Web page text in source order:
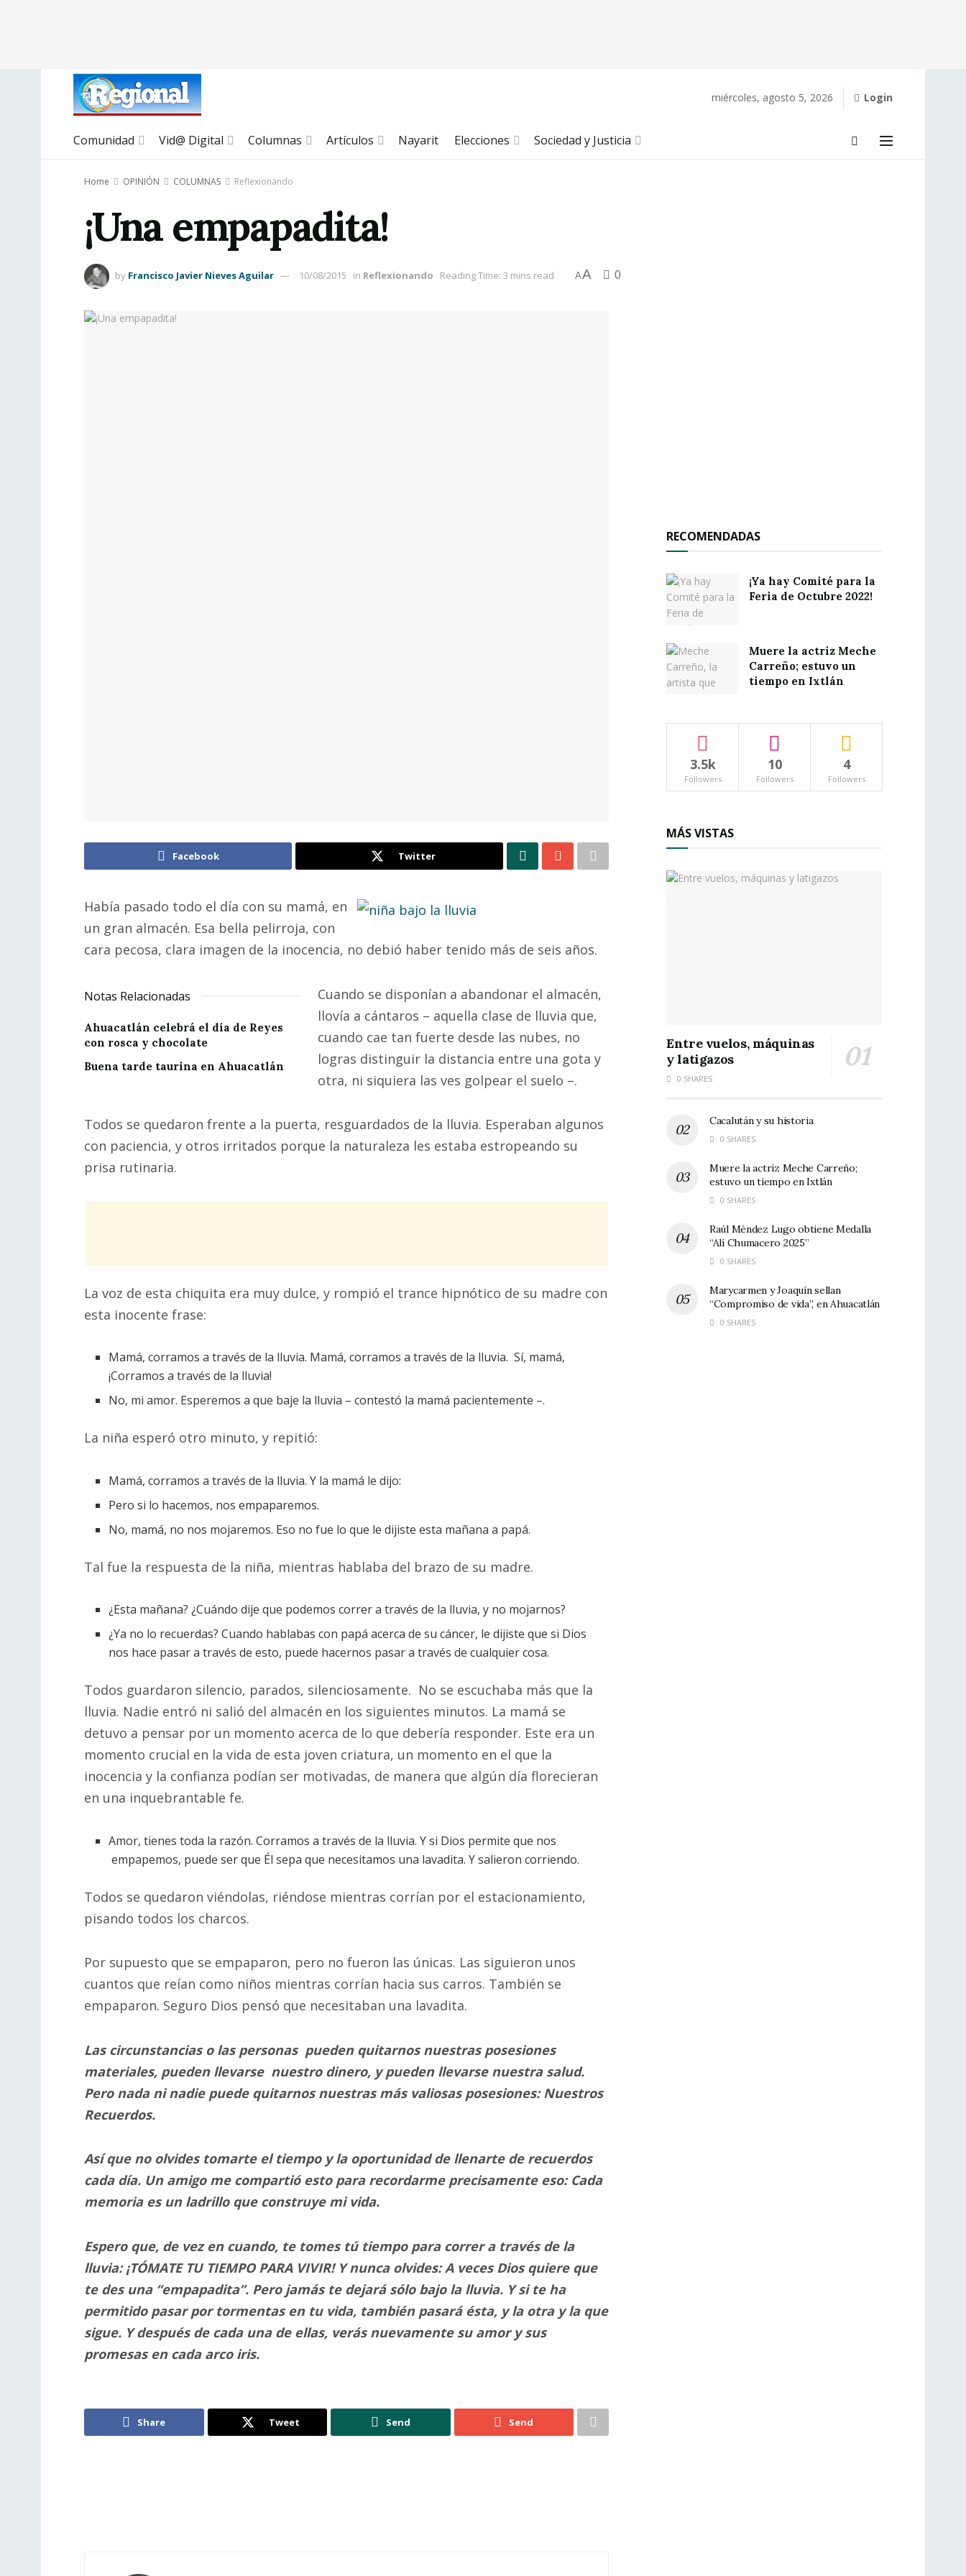
miércoles, agosto 5, 2026 Login
Comunidad Vid@ Digital Columnas Artículos Nayarit Elecciones Sociedad y Justicia
Home OPINIÓN COLUMNAS Reflexionando
¡Una empapadita!
by Francisco Javier Nieves Aguilar 10/08/2015 in Reflexionando Reading Time: 3 mins read AA 0
Facebook Twitter
Había pasado todo el día con su mamá, en
un gran almacén. Esa bella pelirroja, con
cara pecosa, clara imagen de la inocencia, no debió haber tenido más de seis años.
Notas Relacionadas
Ahuacatlán celebrá el día de Reyes
con rosca y chocolate
Buena tarde taurina en Ahuacatlán
Cuando se disponían a abandonar el almacén,
llovía a cántaros – aquella clase de lluvia que,
cuando cae tan fuerte desde las nubes, no
logras distinguir la distancia entre una gota y
otra, ni siquiera las ves golpear el suelo –.
Todos se quedaron frente a la puerta, resguardados de la lluvia. Esperaban algunos
con paciencia, y otros irritados porque la naturaleza les estaba estropeando su
prisa rutinaria.
La voz de esta chiquita era muy dulce, y rompió el trance hipnótico de su madre con
esta inocente frase:
Mamá, corramos a través de la lluvia. Mamá, corramos a través de la lluvia. Sí, mamá,
¡Corramos a través de la lluvia!
No, mi amor. Esperemos a que baje la lluvia – contestó la mamá pacientemente –.
La niña esperó otro minuto, y repitió:
Mamá, corramos a través de la lluvia. Y la mamá le dijo:
Pero si lo hacemos, nos empaparemos.
No, mamá, no nos mojaremos. Eso no fue lo que le dijiste esta mañana a papá.
Tal fue la respuesta de la niña, mientras hablaba del brazo de su madre.
¿Esta mañana? ¿Cuándo dije que podemos correr a través de la lluvia, y no mojarnos?
¿Ya no lo recuerdas? Cuando hablabas con papá acerca de su cáncer, le dijiste que si Dios
nos hace pasar a través de esto, puede hacernos pasar a través de cualquier cosa.
Todos guardaron silencio, parados, silenciosamente. No se escuchaba más que la
lluvia. Nadie entró ni salió del almacén en los siguientes minutos. La mamá se
detuvo a pensar por un momento acerca de lo que debería responder. Este era un
momento crucial en la vida de esta joven criatura, un momento en el que la
inocencia y la confianza podían ser motivadas, de manera que algún día florecieran
en una inquebrantable fe.
Amor, tienes toda la razón. Corramos a través de la lluvia. Y si Dios permite que nos
empapemos, puede ser que Él sepa que necesitamos una lavadita. Y salieron corriendo.
Todos se quedaron viéndolas, riéndose mientras corrían por el estacionamiento,
pisando todos los charcos.
Por supuesto que se empaparon, pero no fueron las únicas. Las siguieron unos
cuantos que reían como niños mientras corrían hacia sus carros. También se
empaparon. Seguro Dios pensó que necesitaban una lavadita.
Las circunstancias o las personas pueden quitarnos nuestras posesiones
materiales, pueden llevarse nuestro dinero, y pueden llevarse nuestra salud.
Pero nada ni nadie puede quitarnos nuestras más valiosas posesiones: Nuestros
Recuerdos.
Así que no olvides tomarte el tiempo y la oportunidad de llenarte de recuerdos
cada día. Un amigo me compartió esto para recordarme precisamente eso: Cada
memoria es un ladrillo que construye mi vida.
Espero que, de vez en cuando, te tomes tú tiempo para correr a través de la
lluvia: ¡TÓMATE TU TIEMPO PARA VIVIR! Y nunca olvides: A veces Dios quiere que
te des una “empapadita”. Pero jamás te dejará sólo bajo la lluvia. Y si te ha
permitido pasar por tormentas en tu vida, también pasará ésta, y la otra y la que
sigue. Y después de cada una de ellas, verás nuevamente su amor y sus
promesas en cada arco iris.
Share Tweet Send Send
RECOMENDADAS
¡Ya hay Comité para la
Feria de Octubre 2022!
Muere la actriz Meche
Carreño; estuvo un
tiempo en Ixtlán
3.5k
Followers
10
Followers
4
Followers
MÁS VISTAS
Entre vuelos, máquinas
y latigazos
0 SHARES
Cacalután y su historia
0 SHARES
Muere la actriz Meche Carreño;
estuvo un tiempo en Ixtlán
0 SHARES
Raúl Méndez Lugo obtiene Medalla
“Alí Chumacero 2025”
0 SHARES
Marycarmen y Joaquín sellan
“Compromiso de vida”, en Ahuacatlán
0 SHARES